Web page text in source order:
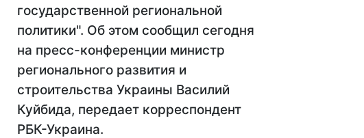
государственной региональной
политики". Об этом сообщил сегодня
на пресс-конференции министр
регионального развития и
строительства Украины Василий
Куйбида, передает корреспондент
РБК-Украина.